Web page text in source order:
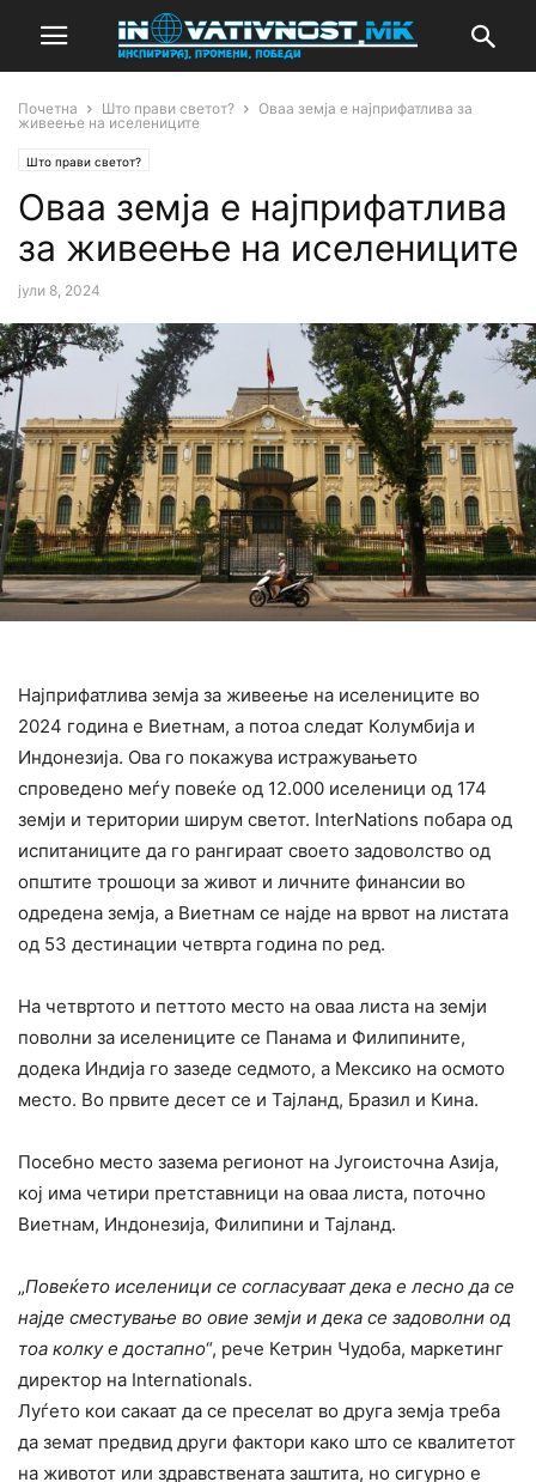
Почетна Што прави светот?
Оваа земја е најприфатлива за
живеење на иселениците
Што прави светот?
Оваа земја е најприфатлива
за живеење на иселениците
јули 8, 2024
Најприфатлива земја за живеење на иселениците во
2024 година е Виетнам, а потоа следат Колумбија и
Индонезија. Ова го покажува истражувањето
спроведено меѓу повеќе од 12.000 иселеници од 174
земји и територии ширум светот. InterNations побара од
испитаниците да го рангираат своето задоволство од
општите трошоци за живот и личните финансии во
одредена земја, а Виетнам се најде на врвот на листата
од 53 дестинации четврта година по ред.
На четвртото и петтото место на оваа листа на земји
поволни за иселениците се Панама и Филипините,
додека Индија го зазеде седмото, а Мексико на осмото
место. Во првите десет се и Тајланд, Бразил и Кина.
Посебно место зазема регионот на Југоисточна Азија,
кој има четири претставници на оваа листа, поточно
Виетнам, Индонезија, Филипини и Тајланд.
„Повеќето иселеници се согласуваат дека е лесно да се
најде сместување во овие земји и дека се задоволни од
тоа колку е достапно“, рече Кетрин Чудоба, маркетинг
директор на Internationals.
Луѓето кои сакаат да се преселат во друга земја треба
да земат предвид други фактори како што се квалитетот
на животот или здравствената заштита, но сигурно е